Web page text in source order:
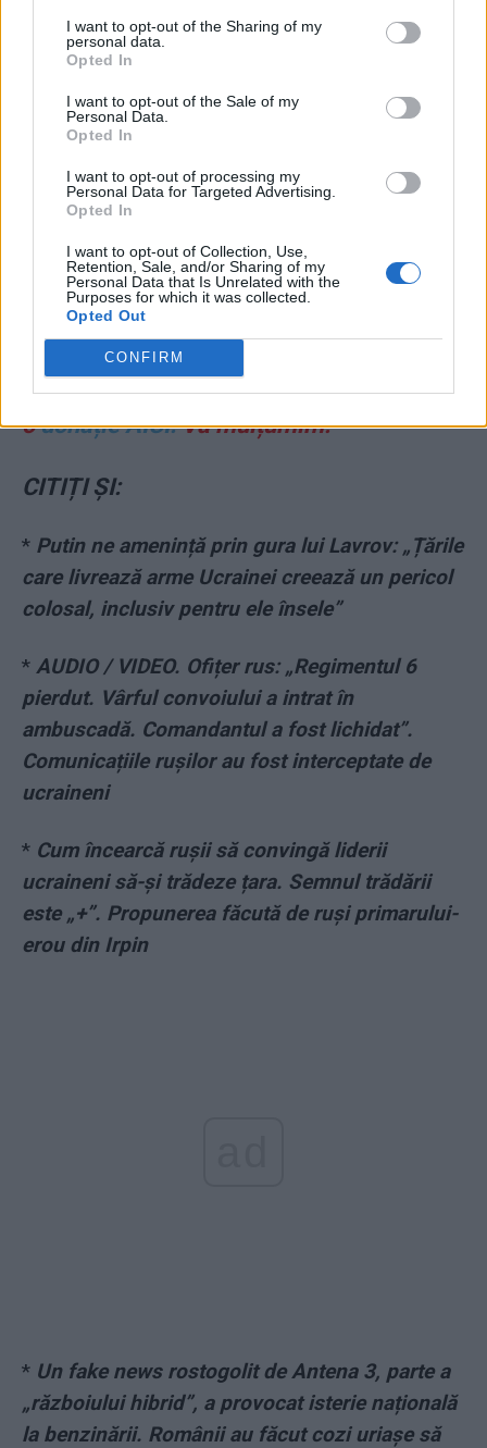
I want to opt-out of the Sharing of my
personal data.
Opted In
I want to opt-out of the Sale of my
Personal Data.
Opted In
I want to opt-out of processing my
Personal Data for Targeted Advertising.
Opted In
I want to opt-out of Collection, Use,
Retention, Sale, and/or Sharing of my
Personal Data that Is Unrelated with the
Purposes for which it was collected.
Opted Out
CONFIRM
ad
Puteți susține ZIARISTII.COM făcând
odonație AICI.Vă mulțumim!
CITIȚI ȘI:
* Putin ne amenință prin gura lui Lavrov: „Țările
care livrează arme Ucrainei creează un pericol
colosal, inclusiv pentru ele însele”
* AUDIO / VIDEO. Ofițer rus: „Regimentul 6
pierdut. Vârful convoiului a intrat în
ambuscadă. Comandantul a fost lichidat”.
Comunicațiile rușilor au fost interceptate de
ucraineni
* Cum încearcă rușii să convingă liderii
ucraineni să-și trădeze țara. Semnul trădării
este „+”. Propunerea făcută de ruși primarului-
erou din Irpin
* Un fake news rostogolit de Antena 3, parte a
„războiului hibrid”, a provocat isterie națională
la benzinării. Românii au făcut cozi uriașe să